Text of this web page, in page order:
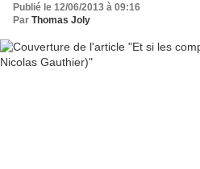
Publié le 12/06/2013 à 09:16
Par Thomas Joly